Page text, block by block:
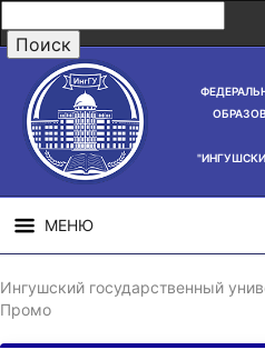
МЕНЮ
СВЕДЕНИЯ ОБ
ОБРАЗОВАТЕЛЬНОЙ
Ингушский государственный
Промо